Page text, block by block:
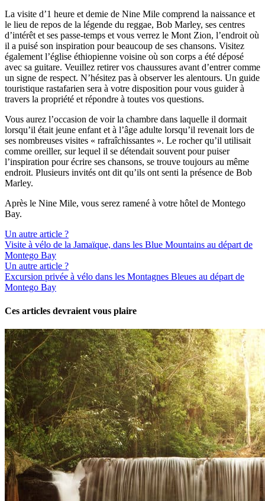
La visite d’1 heure et demie de Nine Mile comprend la naissance et
le lieu de repos de la légende du reggae, Bob Marley, ses centres
d’intérêt et ses passe-temps et vous verrez le Mont Zion, l’endroit où
il a puisé son inspiration pour beaucoup de ses chansons. Visitez
également l’église éthiopienne voisine où son corps a été déposé
avec sa guitare. Veuillez retirer vos chaussures avant d’entrer comme
un signe de respect. N’hésitez pas à observer les alentours. Un guide
touristique rastafarien sera à votre disposition pour vous guider à
travers la propriété et répondre à toutes vos questions.
Vous aurez l’occasion de voir la chambre dans laquelle il dormait
lorsqu’il était jeune enfant et à l’âge adulte lorsqu’il revenait lors de
ses nombreuses visites « rafraîchissantes ». Le rocher qu’il utilisait
comme oreiller, sur lequel il se détendait souvent pour puiser
l’inspiration pour écrire ses chansons, se trouve toujours au même
endroit. Plusieurs invités ont dit qu’ils ont senti la présence de Bob
Marley.
Après le Nine Mile, vous serez ramené à votre hôtel de Montego
Bay.
Un autre article ?
Visite à vélo de la Jamaïque, dans les Blue Mountains au départ de
Montego Bay
Un autre article ?
Excursion privée à vélo dans les Montagnes Bleues au départ de
Montego Bay
Ces articles devraient vous plaire